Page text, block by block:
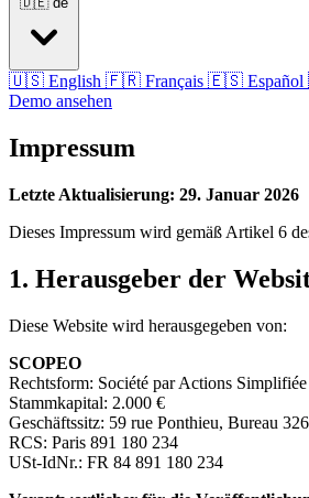
🇺🇸 English 🇫🇷 Français 🇪🇸 Español
Demo ansehen
Impressum
Letzte Aktualisierung: 29. Januar 2026
Dieses Impressum wird gemäß Artikel 6
1. Herausgeber der
Diese Website wird herausgegeben von:
SCOPEO
Rechtsform: Société par Actions
Stammkapital: 2.000 €
Geschäftssitz: 59 rue Ponthieu, Bureau
RCS: Paris 891 180 234
USt-IdNr.: FR 84 891 180 234